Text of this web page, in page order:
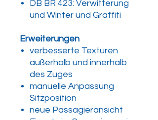
DB BR 423: Verwitterung
und Winter und Graffiti
Erweiterungen
verbesserte Texturen
außerhalb und innerhalb
des Zuges
manuelle Anpassung
Sitzposition
neue Passagieransicht